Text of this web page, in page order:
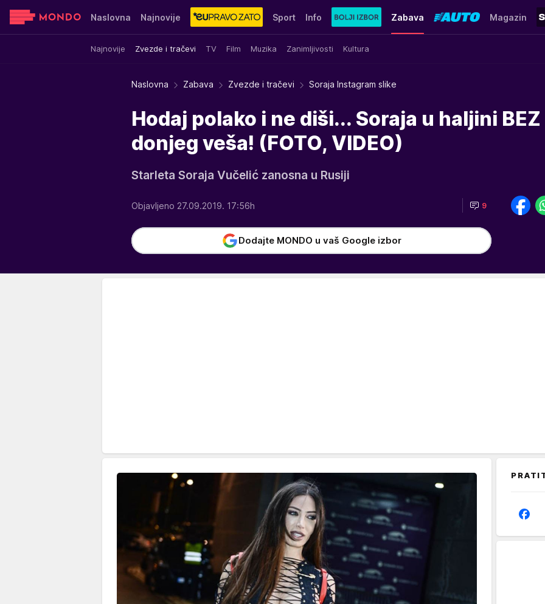
Naslovna Najnovije Sport Info Zabava
Najnovije Zvezde i tračevi TV Film Muzika Zanimljivosti Kultura
Magazin
Sensa Stvar ukusa Yumama
Naslovna Zabava Zvezde i tračevi Soraja Instagram slike
Hodaj polako i ne diši... Soraja u haljini BEZ
donjeg veša! (FOTO, VIDEO)
Starleta Soraja Vučelić zanosna u Rusiji
Objavljeno 27.09.2019. 17:56h 9
Dodajte MONDO u vaš Google izbor